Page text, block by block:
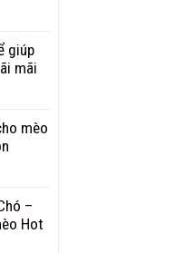
giúp
mãi
mèo
–
Hot